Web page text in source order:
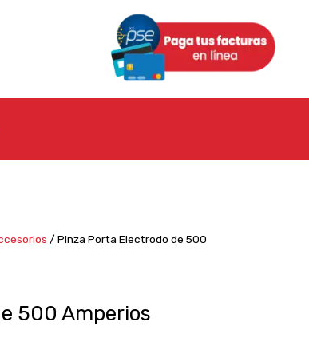
/ Pinza Porta Electrodo de 500
500 Amperios